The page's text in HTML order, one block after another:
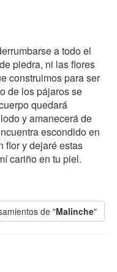
a todo el
piedra, ni las flores
construimos para ser
de los pájaros se
quedará
y amanecerá de
escondido en
flor y dejaré estas
cariño en tu piel.
de "Malinche"